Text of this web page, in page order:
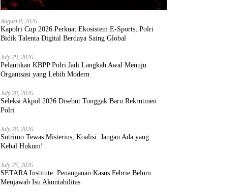
August 8, 2026
Kapolri Cup 2026 Perkuat Ekosistem E-Sports, Polri
Bidik Talenta Digital Berdaya Saing Global
July 29, 2026
Pelantikan KBPP Polri Jadi Langkah Awal Menuju
Organisasi yang Lebih Modern
July 28, 2026
Seleksi Akpol 2026 Disebut Tonggak Baru Rekrutmen
Polri
July 28, 2026
Sutrimo Tewas Misterius, Koalisi: Jangan Ada yang
Kebal Hukum!
July 25, 2026
SETARA Institute: Penanganan Kasus Febrie Belum
Menjawab Isu Akuntabilitas